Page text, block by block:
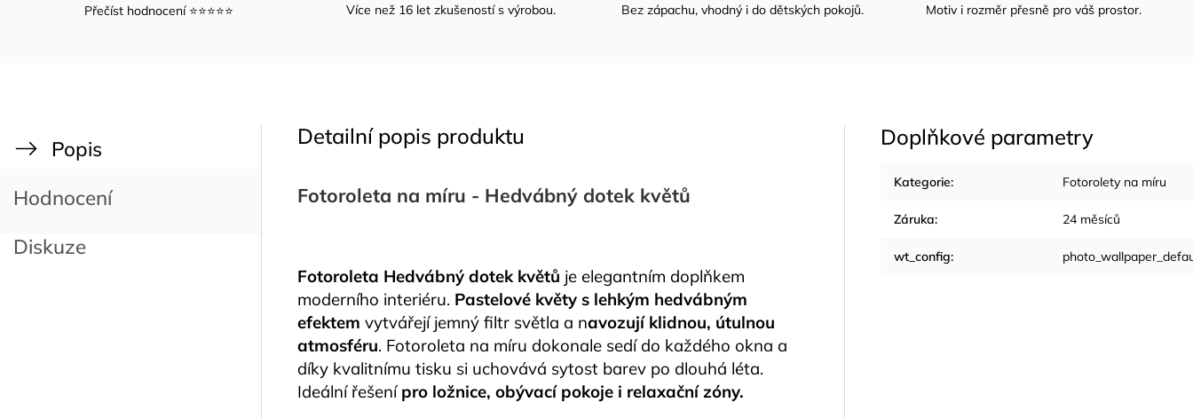
Přečíst hodnocení ⭐⭐⭐⭐⭐ Více než 16 let zkušeností s výrobou. Bez zápachu, vhodný i do dětských pokojů. Motiv i rozměr přesně pro váš prostor.
Popis
Hodnocení
Diskuze
Detailní popis produktu
Fotoroleta na míru - Hedvábný dotek květů
Fotoroleta Hedvábný dotek květů je elegantním doplňkem
moderního interiéru. Pastelové květy s lehkým hedvábným
efektem vytvářejí jemný filtr světla a navozují klidnou, útulnou
atmosféru. Fotoroleta na míru dokonale sedí do každého okna a
díky kvalitnímu tisku si uchovává sytost barev po dlouhá léta.
Ideální řešení pro ložnice, obývací pokoje i relaxační zóny.
Doplňkové parametry
Kategorie: Fotorolety na míru
Záruka: 24 měsíců
wt_config: